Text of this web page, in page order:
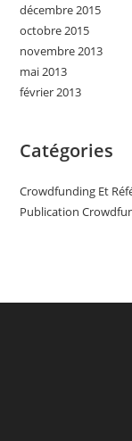
décembre 2015
octobre 2015
novembre 2013
mai 2013
février 2013
Catégories
Crowdfunding Et
Publication